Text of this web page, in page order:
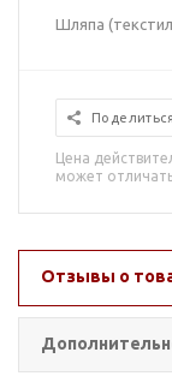
Шляпа
Поделиться
Цена
может
Отзывы о